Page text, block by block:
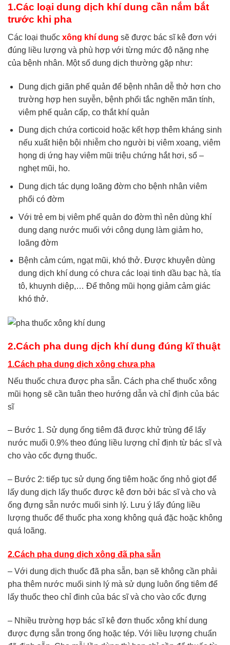
1.Các loại dung dịch khí dung cần nắm bắt
trước khi pha
Các loại thuốc xông khí dung sẽ được bác sĩ kê đơn với
đúng liều lượng và phù hợp với từng mức độ nặng nhẹ
của bệnh nhân. Một số dung dịch thường gặp như:
Dung dịch giãn phế quản để bệnh nhân dễ thở hơn cho
trường hợp hen suyễn, bệnh phổi tắc nghẽn mãn tính,
viêm phế quản cấp, co thắt khí quản
Dung dịch chứa corticoid hoặc kết hợp thêm kháng sinh
nếu xuất hiện bội nhiễm cho người bị viêm xoang, viêm
họng dị ứng hay viêm mũi triệu chứng hắt hơi, sổ –
nghẹt mũi, ho.
Dung dịch tác dụng loãng đờm cho bệnh nhân viêm
phổi có đờm
Với trẻ em bị viêm phế quản do đờm thì nên dùng khí
dung dạng nước muối với công dụng làm giảm ho,
loãng đờm
Bệnh cảm cúm, ngạt mũi, khó thở. Được khuyên dùng
dung dịch khí dung có chưa các loại tinh dầu bạc hà, tía
tô, khuynh diệp,… Để thông mũi họng giảm cảm giác
khó thở.
2.Cách pha dung dịch khí dung đúng kĩ thuật
1.Cách pha dung dịch xông chưa pha
Nếu thuốc chưa được pha sẵn. Cách pha chế thuốc xông
mũi họng sẽ cần tuân theo hướng dẫn và chỉ định của bác
sĩ
– Bước 1. Sử dụng ống tiêm đã được khử trùng để lấy
nước muối 0.9% theo đúng liều lượng chỉ định từ bác sĩ và
cho vào cốc đựng thuốc.
– Bước 2: tiếp tục sử dụng ống tiêm hoặc ống nhỏ giọt để
lấy dung dịch lấy thuốc được kê đơn bởi bác sĩ và cho và
ống đựng sẵn nước muối sinh lý. Lưu ý lấy đúng liều
lượng thuốc để thuốc pha xong không quá đặc hoặc không
quá loãng.
2.Cách pha dung dịch xông đã pha sẵn
– Với dung dịch thuốc đã pha sẵn, bạn sẽ không cần phải
pha thêm nước muối sinh lý mà sử dụng luôn ống tiêm để
lấy thuốc theo chỉ đinh của bác sĩ và cho vào cốc đựng
– Nhiều trường hợp bác sĩ kê đơn thuốc xông khí dung
được đựng sẵn trong ống hoặc tép. Với liều lượng chuẩn